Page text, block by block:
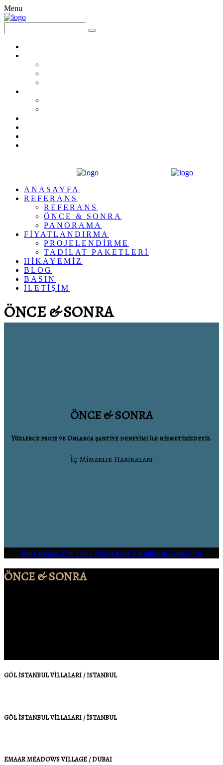
Menu
ANASAYFA
REFERANS
REFERANS
ÖNCE & SONRA
PANORAMA
FİYATLANDIRMA
PROJELENDİRME
TADİLAT PAKETLERİ
HİKAYEMİZ
BLOG
BASIN
İLETİŞİM
ÖNCE & SONRA
ÖNCE & SONRA
Yüzlerce proje ve Onlarca şantiye deneyimi ile hizmetinizdeyiz.
İç Mimarlık Harikaları
InstagramYoutube Pinterest FacebookLinkedin
ÖNCE & SONRA
GÖL İSTANBUL VİLLALARI / İSTANBUL
GÖL İSTANBUL VİLLALARI / İSTANBUL
EMAAR MEADOWS VILLAGE / DUBAI